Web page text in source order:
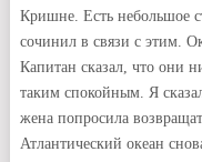
Кришне. Есть небольшое
сочинил в связи с этим.
Капитан сказал, что они
таким спокойным. Я
жена попросила
Атлантический океан